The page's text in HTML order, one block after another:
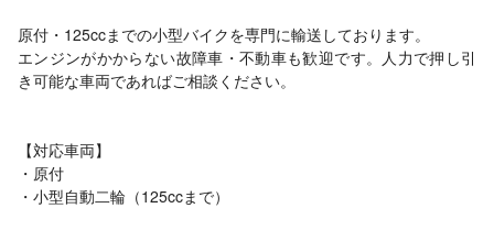
原付・125ccまでの小型バイクを専門に輸送しております。
エンジンがかからない故障車・不動車も歓迎です。人力で押し引
き可能な車両であればご相談ください。
【対応車両】
・原付
・小型自動二輪（125ccまで）